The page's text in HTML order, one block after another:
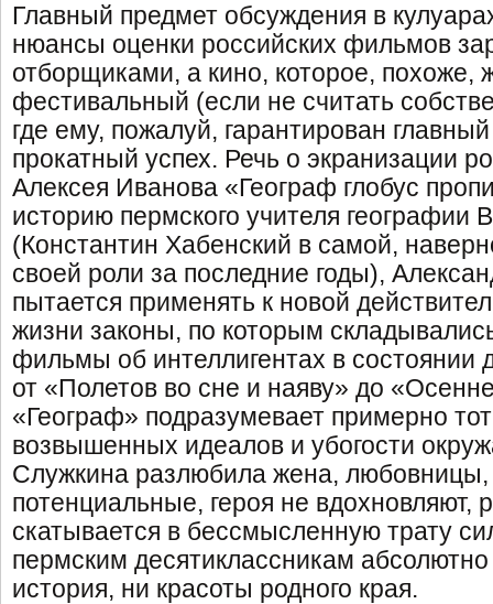
Главный предмет обсуждения в
нюансы оценки российских фильмов
отборщиками, а кино, которое, похоже,
фестивальный (если не считать
где ему, пожалуй, гарантирован
прокатный успех. Речь о экранизации
Алексея Иванова «Географ глобус
историю пермского учителя географии
(Константин Хабенский в самой,
своей роли за последние годы),
пытается применять к новой
жизни законы, по которым
фильмы об интеллигентах в состоянии
от «Полетов во сне и наяву» до
«Географ» подразумевает примерно
возвышенных идеалов и убогости
Служкина разлюбила жена,
потенциальные, героя не вдохновляют,
скатывается в бессмысленную трату
пермским десятиклассникам
история, ни красоты родного края.